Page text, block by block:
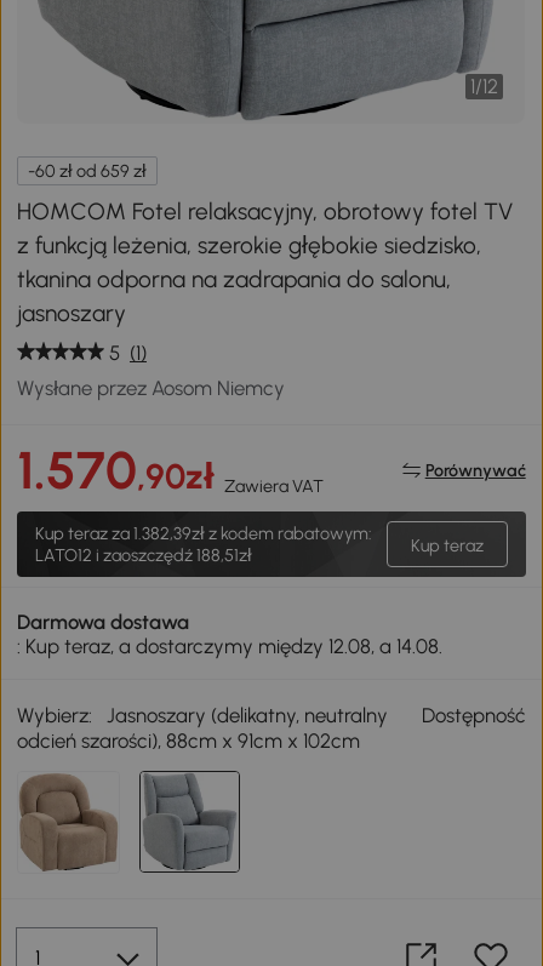
1/12
-60 zł od 659 zł
HOMCOM Fotel relaksacyjny, obrotowy fotel TV
z funkcją leżenia, szerokie głębokie siedzisko,
tkanina odporna na zadrapania do salonu,
jasnoszary
5 (1)
Wysłane przez Aosom Niemcy
1.570,90zł Zawiera VAT
Porównywać
Kup teraz za1.382,39złz kodem rabatowym:
LATO12 i zaoszczędź 188,51zł
Kup teraz
Darmowa dostawa
: Kup teraz, a dostarczymy między 12.08, a 14.08.
Wybierz:
Jasnoszary (delikatny, neutralny
odcień szarości), 88cm x 91cm x 102cm
Dostępność